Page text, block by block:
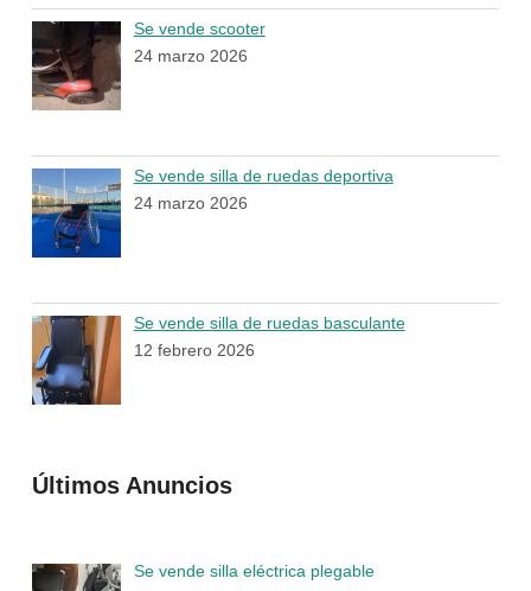
Se vende scooter
24 marzo 2026
Se vende silla de ruedas deportiva
24 marzo 2026
Se vende silla de ruedas basculante
12 febrero 2026
Últimos Anuncios
Se vende silla eléctrica plegable